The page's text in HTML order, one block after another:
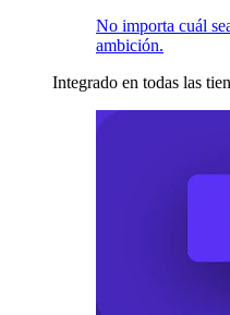
No importa cuál
ambición.
Integrado en todas las